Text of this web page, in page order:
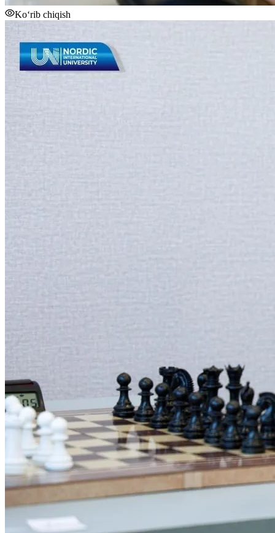
Ko‘rib chiqish